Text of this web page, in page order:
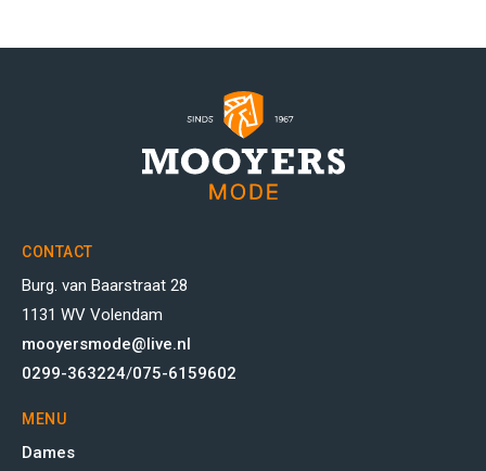
CONTACT
Burg. van Baarstraat 28
1131 WV Volendam
mooyersmode@live.nl
0299-363224/075-6159602
MENU
Dames